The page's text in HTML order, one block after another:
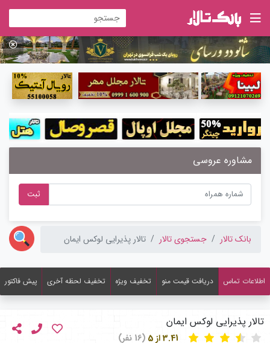
مشاوره عروسی
ثبت
بانک تالار جستجوی تالار تالار پذیرایی لوکس ایمان
اطلاعات تماس دریافت قیمت منو تخفیف ویژه تخفیف لحظه آخری پیش فاکتور
تالار پذیرایی لوکس ایمان
(16 نفر)